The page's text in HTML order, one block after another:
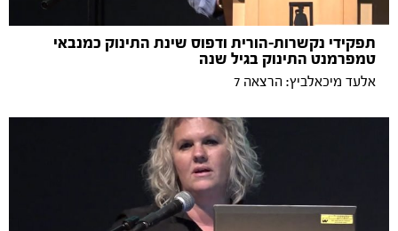
תפקידי נקשרות-הורית ודפוס שינת התינוק כמנבאי
טמפרמנט התינוק בגיל שנה
אלעד מיכאלביץ: הרצאה 7